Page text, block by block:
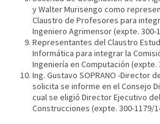
y Walter Murisengo como
Claustro de Profesores para
Ingeniero Agrimensor (expte. 300-
Representantes del Claustro
Informática para integrar la
Ingeniería en Computación (expte.
Ing. Gustavo SOPRANO -Director
solicita se informe en el Consejo
cual se eligió Director Ejecutivo
Construcciones (expte. 300-1179/